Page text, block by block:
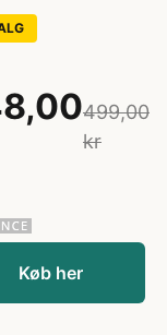
499,00
kr
Køb her